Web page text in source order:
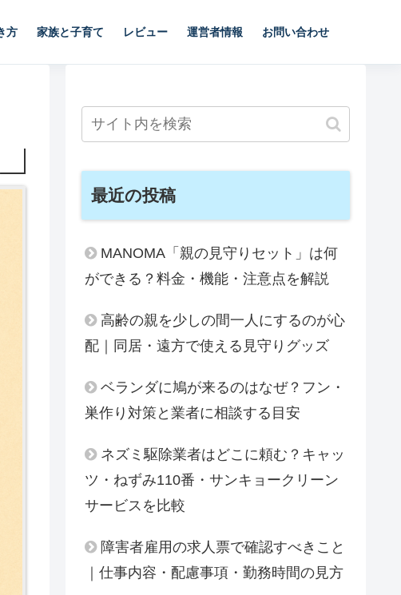
方 家族と子育て レビュー 運営者情報 お問い合わせ
最近の投稿
MANOMA「親の見守りセット」は何
ができる？料金・機能・注意点を解説
高齢の親を少しの間一人にするのが心
配｜同居・遠方で使える見守りグッズ
ベランダに鳩が来るのはなぜ？フン・
巣作り対策と業者に相談する目安
ネズミ駆除業者はどこに頼む？キャッ
ツ・ねずみ110番・サンキョークリーン
サービスを比較
障害者雇用の求人票で確認すべきこと
｜仕事内容・配慮事項・勤務時間の見方